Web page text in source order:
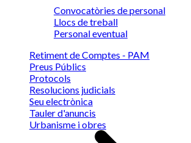
Convocatòries de personal
Llocs de treball
Personal eventual
Retiment de Comptes - PAM
Preus Públics
Protocols
Resolucions judicials
Seu electrònica
Tauler d'anuncis
Urbanisme i obres